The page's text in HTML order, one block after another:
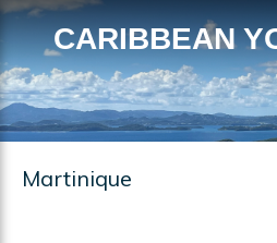
CARIBBEAN
Martinique